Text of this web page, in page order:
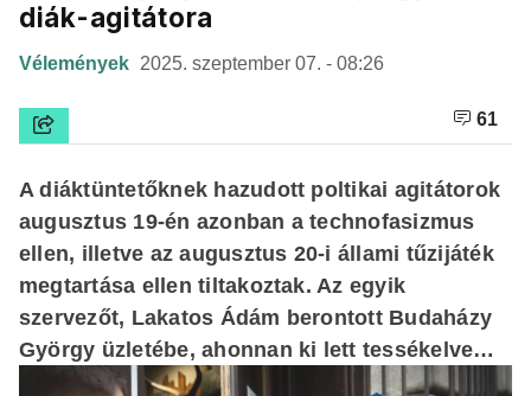
diák-agitátora
Vélemények 2025. szeptember 07. - 08:26
61
A diáktüntetőknek hazudott poltikai agitátorok
augusztus 19-én azonban a technofasizmus
ellen, illetve az augusztus 20-i állami tűzijáték
megtartása ellen tiltakoztak. Az egyik
szervezőt, Lakatos Ádám berontott Budaházy
György üzletébe, ahonnan ki lett tessékelve…